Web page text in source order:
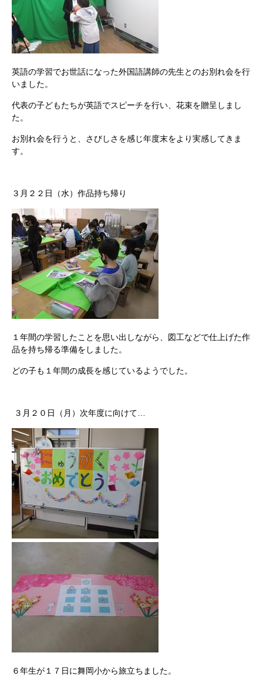
英語の学習でお世話になった外国語講師の先生とのお別れ会を行
いました。
代表の子どもたちが英語でスピーチを行い、花束を贈呈しまし
た。
お別れ会を行うと、さびしさを感じ年度末をより実感してきま
す。
３月２２日（水）作品持ち帰り
１年間の学習したことを思い出しながら、図工などで仕上げた作
品を持ち帰る準備をしました。
どの子も１年間の成長を感じているようでした。
３月２０日（月）次年度に向けて…
６年生が１７日に舞岡小から旅立ちました。